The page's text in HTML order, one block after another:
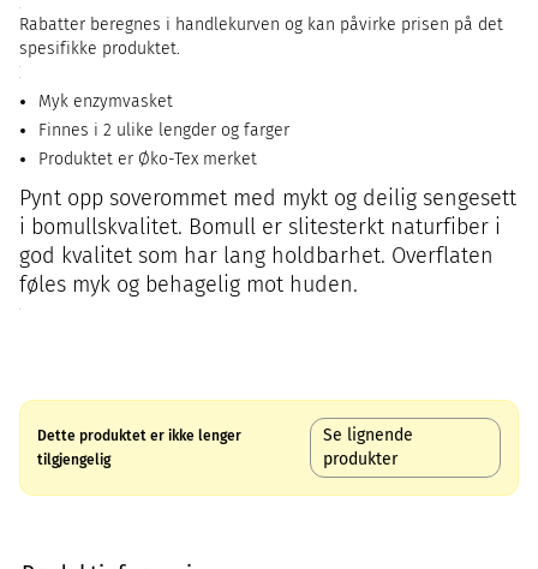
Rabatter beregnes i handlekurven og kan påvirke prisen på det
spesifikke produktet.
Myk enzymvasket
Finnes i 2 ulike lengder og farger
Produktet er Øko-Tex merket
Pynt opp soverommet med mykt og deilig sengesett
i bomullskvalitet. Bomull er slitesterkt naturfiber i
god kvalitet som har lang holdbarhet. Overflaten
føles myk og behagelig mot huden.
Dette produktet er ikke lenger
tilgjengelig
Se lignende
produkter